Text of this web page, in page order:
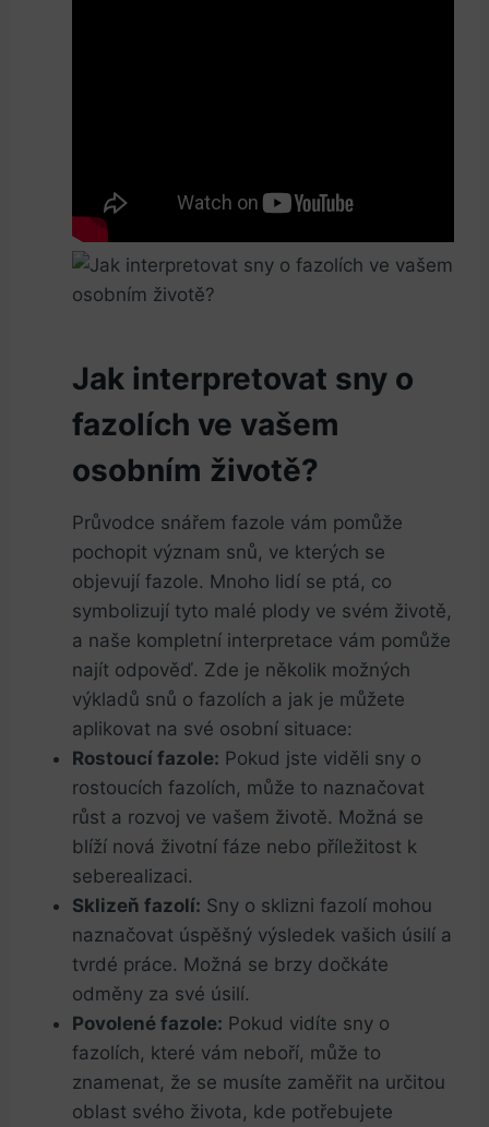
Jak interpretovat sny o
fazolích ve vašem
osobním životě?
Průvodce snářem fazole vám pomůže
pochopit význam snů, ve kterých se
objevují fazole. Mnoho lidí se ptá, co
symbolizují tyto malé plody ve svém životě,
a naše kompletní interpretace vám pomůže
najít odpověď. Zde je několik možných
výkladů snů o fazolích a jak je můžete
aplikovat na své osobní situace:
Rostoucí fazole: Pokud jste viděli sny o
rostoucích fazolích, může to naznačovat
růst a rozvoj ve vašem životě. Možná se
blíží nová životní fáze nebo příležitost k
seberealizaci.
Sklizeň fazolí: Sny o sklizni fazolí mohou
naznačovat úspěšný výsledek vašich úsilí a
tvrdé práce. Možná se brzy dočkáte
odměny za své úsilí.
Povolené fazole: Pokud vidíte sny o
fazolích, které vám neboří, může to
znamenat, že se musíte zaměřit na určitou
oblast svého života, kde potřebujete